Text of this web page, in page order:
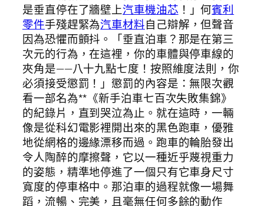
是垂直停在了牆壁上汽車機油芯 ！」何賓利
零件手殘趕緊為汽車材料自己辯解，但聲音
因為恐懼而顫抖。「垂直泊車？那是在第三
次元的行為，在這裡，你的車體與停車線的
夾角是——八十九點七度！按照維度法則，你
必須接受懲罰！」懲罰的內容是：無限次觀
看一部名為**《新手泊車七百次失敗集錦》
的紀錄片，直到哭泣為止。就在這時，一輛
像是從科幻電影裡開出來的黑色跑車，優雅
地從網格的邊緣漂移而過。跑車的輪胎發出
令人陶醉的摩擦聲，它以一種近乎蔑視重力
的姿態，精準地停進了一個只有它車身尺寸
寬度的停車格中。那泊車的過程就像一場舞
蹈，流暢、完美，且毫無任何多餘的動作